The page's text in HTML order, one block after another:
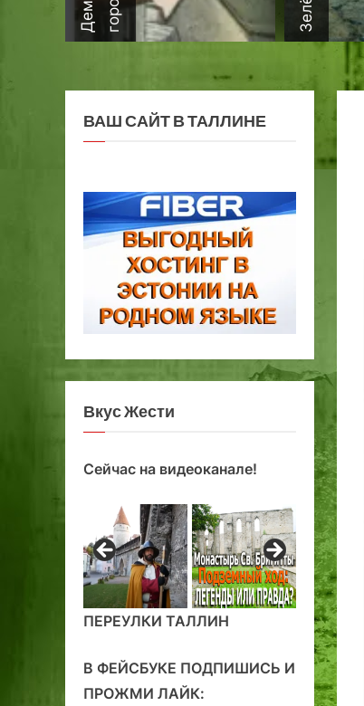
ВАШ САЙТ В ТАЛЛИНЕ
Вкус Жести
Сейчас на видеоканале!
ПЕРЕУЛКИ ТАЛЛИН
В ФЕЙСБУКЕ ПОДПИШИСЬ И
ПРОЖМИ ЛАЙК: